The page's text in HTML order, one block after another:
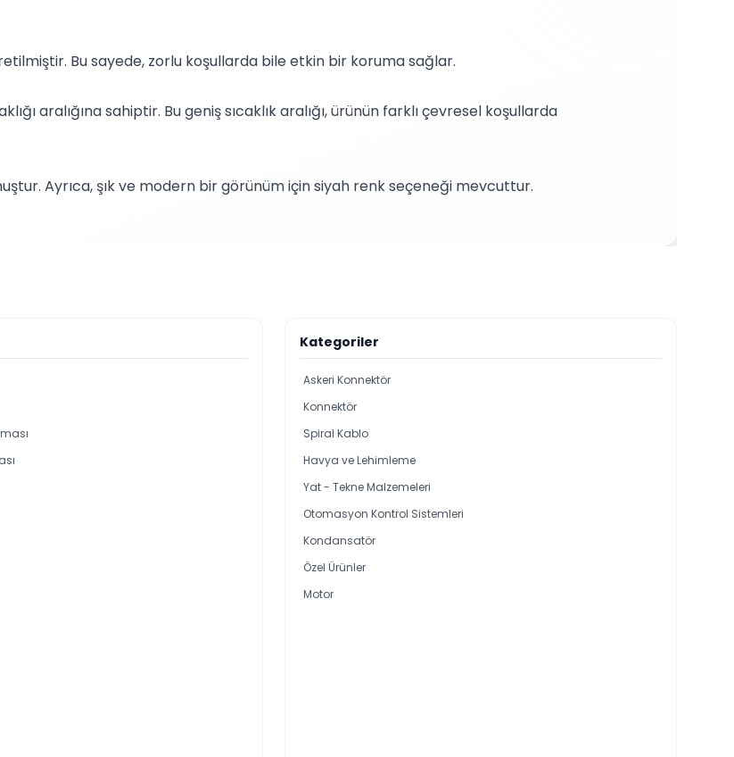
Bu sayede, zorlu koşullarda bile etkin bir koruma sağlar.
aralığına sahiptir. Bu geniş sıcaklık aralığı, ürünün farklı çevresel koşullarda
Ayrıca, şık ve modern bir görünüm için siyah renk seçeneği mevcuttur.
Kategoriler
Askeri Konnektör
Konnektör
Spiral Kablo
Havya ve Lehimleme
Yat - Tekne Malzemeleri
Otomasyon Kontrol Sistemleri
Kondansatör
Özel Ürünler
Motor